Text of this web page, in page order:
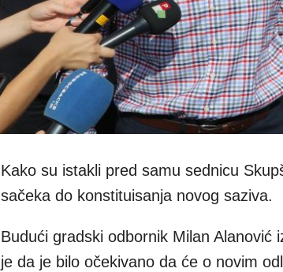
Kako su istakli pred samu sednicu
sačeka do konstituisanja novog saziva.
Budući gradski odbornik Milan
je da je bilo očekivano da će o novim